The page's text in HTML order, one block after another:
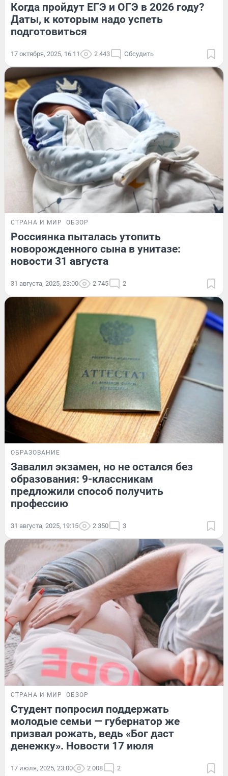
Когда пройдут ЕГЭ и ОГЭ в 2026 году?
Даты, к которым надо успеть
подготовиться
17 октября, 2025, 16:11 2 443 Обсудить
СТРАНА И МИР ОБЗОР
Россиянка пыталась утопить
новорожденного сына в унитазе:
новости 31 августа
31 августа, 2025, 23:00 2 745 2
ОБРАЗОВАНИЕ
Завалил экзамен, но не остался без
образования: 9-классникам
предложили способ получить
профессию
31 августа, 2025, 19:15 2 350 3
СТРАНА И МИР ОБЗОР
Студент попросил поддержать
молодые семьи — губернатор же
призвал рожать, ведь «Бог даст
денежку». Новости 17 июля
17 июля, 2025, 23:00 2 008 2